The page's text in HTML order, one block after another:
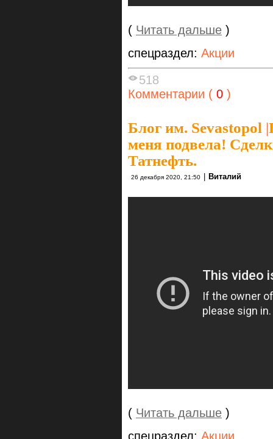
( Читать дальше )
спецраздел: Акции
518
Комментарии ( 0 )
Блог им. Sevastopol |
меня подвела!
Татнефть.
26 декабря 2020, 21:50 Виталий
( Читать дальше )
спецраздел: Акции